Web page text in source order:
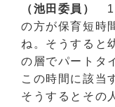
（池田委員）
1
の方が保育短時
ね。そうすると
の層でパートタ
この時間に該当
そうするとその